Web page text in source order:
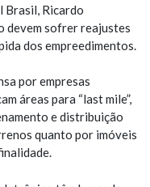
Brasil, Ricardo
devem sofrer reajustes
dos empreedimentos.
por empresas
áreas para “last mile”,
e distribuição
quanto por imóveis